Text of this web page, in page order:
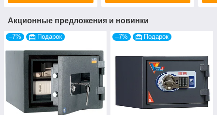
Акционные предложения и новинки
–7% Подарок –7% Подарок